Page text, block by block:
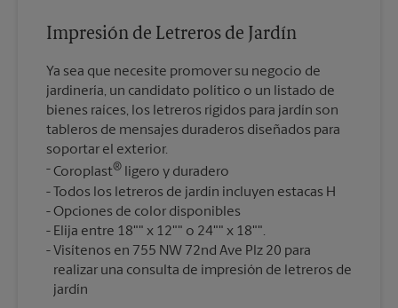
Impresión de Letreros de Jardín
Ya sea que necesite promover su negocio de
jardinería, un candidato político o un listado de
bienes raíces, los letreros rígidos para jardín son
tableros de mensajes duraderos diseñados para
soportar el exterior.
Coroplast® ligero y duradero
Todos los letreros de jardín incluyen estacas H
Opciones de color disponibles
Elija entre 18"" x 12"" o 24"" x 18"".
Visítenos en 755 NW 72nd Ave Plz 20 para
realizar una consulta de impresión de letreros de
jardín